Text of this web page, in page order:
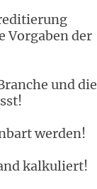
Vorgaben der
und die
werden!
kalkuliert!